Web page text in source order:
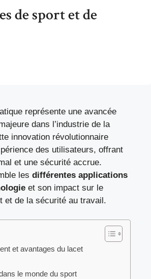
de sport et de
représente une avancée
dans l’industrie de la
innovation révolutionnaire
des utilisateurs, offrant
et une sécurité accrue.
les différentes applications
et son impact sur le
et de la sécurité au travail.
et avantages du lacet
le monde du sport